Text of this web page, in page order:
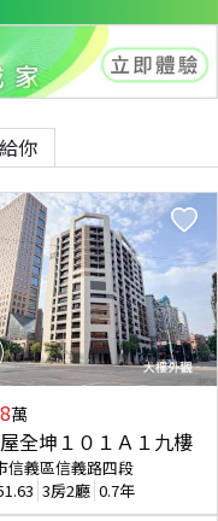
你
萬
全坤１０１Ａ１九樓
信義區信義路四段
3房2廳 0.7年